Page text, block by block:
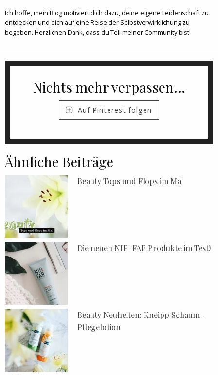
Ich hoffe, mein Blog motiviert dich dazu, deine eigene Leidenschaft zu
entdecken und dich auf eine Reise der Selbstverwirklichung zu
begeben. Herzlichen Dank, dass du Teil meiner Community bist!
Nichts mehr verpassen...
Auf Pinterest folgen
Ähnliche Beiträge
Beauty Tops und Flops im Mai
Die neuen NIP+FAB Produkte im Test!
Beauty Neuheiten: Kneipp Schaum-
Pflegelotion